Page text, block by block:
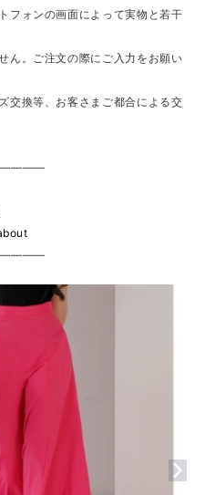
フォンの画面によって実物と若干
ん。ご注文の際にご入力をお願い
交換等、お客さまご都合による交